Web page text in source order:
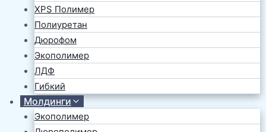
XPS Полимер
Полиуретан
Дюрофом
Экополимер
ЛДФ
Гибкий
Молдинги
Экополимер